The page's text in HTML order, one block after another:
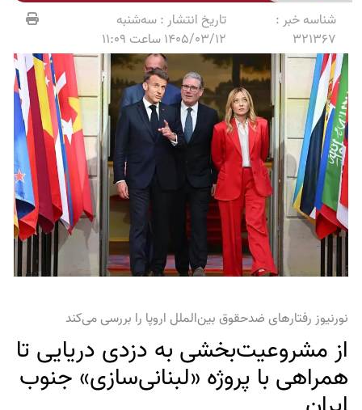
شناسه خبر :
321367
تاریخ انتشار :سه‌شنبه
1405/03/12 ساعت 11:09
نورنیوز رفتارهای ضدحقوق بین‌الملل اروپا را بررسی می‌کند
از مشروعیت‌بخشی به دزدی دریایی تا
همراهی با پروژه «لبنانی‌سازی» جنوب